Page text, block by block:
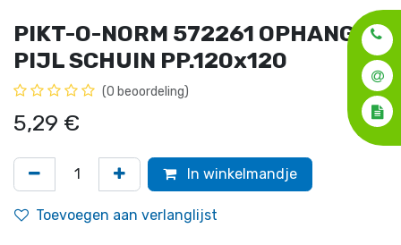
PIKT-O-NORM 572261 OPHANG
PIJL SCHUIN PP.120x120
(0 beoordeling)
5,29 €
In winkelmandje
Toevoegen aan verlanglijst